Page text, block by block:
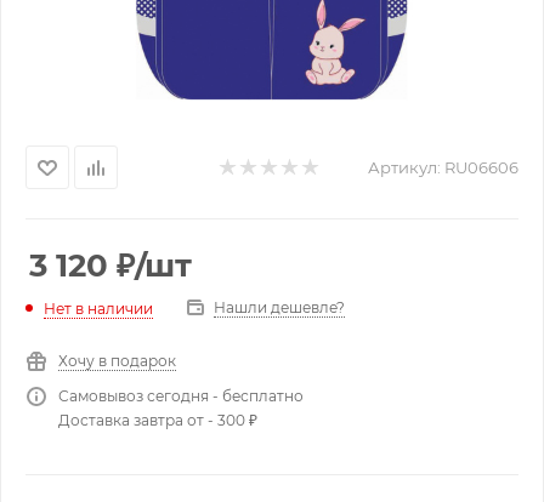
Артикул: RU06606
3 120 ₽/шт
Нет в наличии Нашли дешевле?
Хочу в подарок
Самовывоз сегодня - бесплатно
Доставка завтра от - 300 ₽